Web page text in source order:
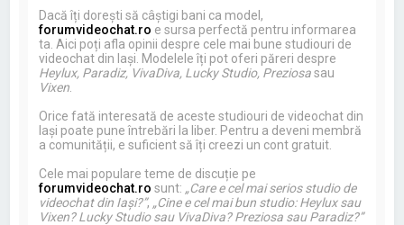
Dacă îți dorești să câștigi bani ca model,
forumvideochat.ro e sursa perfectă pentru informarea
ta. Aici poți afla opinii despre cele mai bune studiouri de
videochat din Iași. Modelele îți pot oferi păreri despre
Heylux, Paradiz, VivaDiva, Lucky Studio, Preziosasau
Vixen
Orice fată interesată de aceste studiouri de videochat din
Iași poate pune întrebări la liber. Pentru a deveni membră
a comunității, e suficient să îți creezi un cont gratuit.
Cele mai populare teme de discuție pe
forumvideochat.ro sunt: „Care e cel mai serios studio de
videochat din Iași?”, „Cine e cel mai bun studio: Heylux sau
Vixen? Lucky Studio sau VivaDiva? Preziosa sau Paradiz?”